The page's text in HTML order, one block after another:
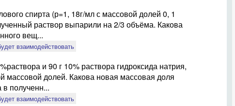
спирта (р=1, 18г/мл с массовой долей 0, 1
раствор выпарили на 2/3 объёма. Какова
вещ...
взаимодействовать
и 90 г 10% раствора гидроксида натрия,
массовой долей. Какова новая массовая доля
в полученн...
взаимодействовать